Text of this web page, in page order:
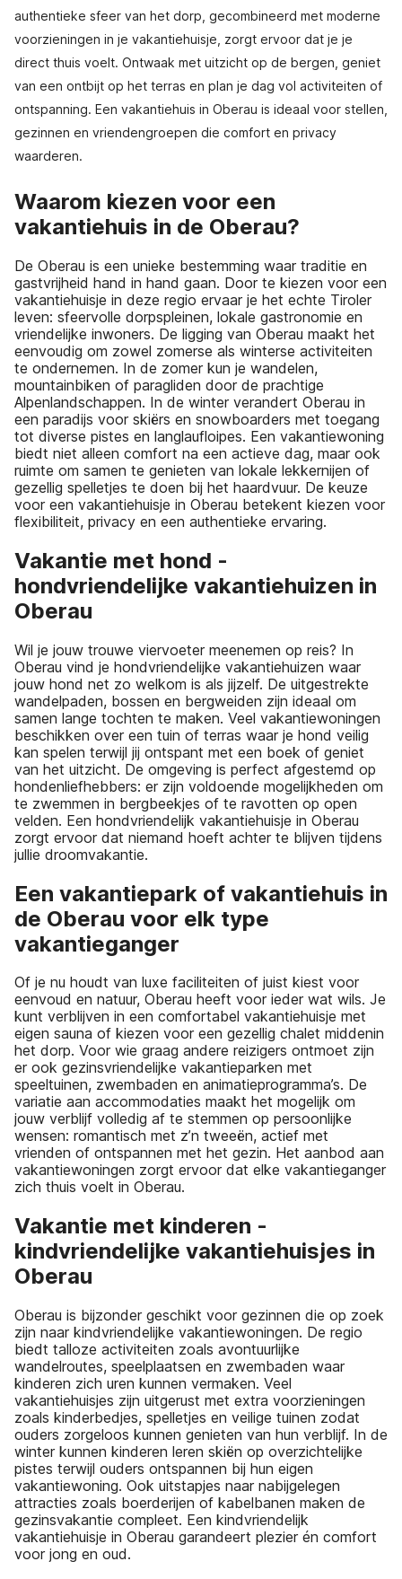
authentieke sfeer van het dorp, gecombineerd met moderne
voorzieningen in je vakantiehuisje, zorgt ervoor dat je je
direct thuis voelt. Ontwaak met uitzicht op de bergen, geniet
van een ontbijt op het terras en plan je dag vol activiteiten of
ontspanning. Een vakantiehuis in Oberau is ideaal voor stellen,
gezinnen en vriendengroepen die comfort en privacy
waarderen.
Waarom kiezen voor een
vakantiehuis in de Oberau?
De Oberau is een unieke bestemming waar traditie en
gastvrijheid hand in hand gaan. Door te kiezen voor een
vakantiehuisje in deze regio ervaar je het echte Tiroler
leven: sfeervolle dorpspleinen, lokale gastronomie en
vriendelijke inwoners. De ligging van Oberau maakt het
eenvoudig om zowel zomerse als winterse activiteiten
te ondernemen. In de zomer kun je wandelen,
mountainbiken of paragliden door de prachtige
Alpenlandschappen. In de winter verandert Oberau in
een paradijs voor skiërs en snowboarders met toegang
tot diverse pistes en langlaufloipes. Een vakantiewoning
biedt niet alleen comfort na een actieve dag, maar ook
ruimte om samen te genieten van lokale lekkernijen of
gezellig spelletjes te doen bij het haardvuur. De keuze
voor een vakantiehuisje in Oberau betekent kiezen voor
flexibiliteit, privacy en een authentieke ervaring.
Vakantie met hond -
hondvriendelijke vakantiehuizen in
Oberau
Wil je jouw trouwe viervoeter meenemen op reis? In
Oberau vind je hondvriendelijke vakantiehuizen waar
jouw hond net zo welkom is als jijzelf. De uitgestrekte
wandelpaden, bossen en bergweiden zijn ideaal om
samen lange tochten te maken. Veel vakantiewoningen
beschikken over een tuin of terras waar je hond veilig
kan spelen terwijl jij ontspant met een boek of geniet
van het uitzicht. De omgeving is perfect afgestemd op
hondenliefhebbers: er zijn voldoende mogelijkheden om
te zwemmen in bergbeekjes of te ravotten op open
velden. Een hondvriendelijk vakantiehuisje in Oberau
zorgt ervoor dat niemand hoeft achter te blijven tijdens
jullie droomvakantie.
Een vakantiepark of vakantiehuis in
de Oberau voor elk type
vakantieganger
Of je nu houdt van luxe faciliteiten of juist kiest voor
eenvoud en natuur, Oberau heeft voor ieder wat wils. Je
kunt verblijven in een comfortabel vakantiehuisje met
eigen sauna of kiezen voor een gezellig chalet middenin
het dorp. Voor wie graag andere reizigers ontmoet zijn
er ook gezinsvriendelijke vakantieparken met
speeltuinen, zwembaden en animatieprogramma’s. De
variatie aan accommodaties maakt het mogelijk om
jouw verblijf volledig af te stemmen op persoonlijke
wensen: romantisch met z’n tweeën, actief met
vrienden of ontspannen met het gezin. Het aanbod aan
vakantiewoningen zorgt ervoor dat elke vakantieganger
zich thuis voelt in Oberau.
Vakantie met kinderen -
kindvriendelijke vakantiehuisjes in
Oberau
Oberau is bijzonder geschikt voor gezinnen die op zoek
zijn naar kindvriendelijke vakantiewoningen. De regio
biedt talloze activiteiten zoals avontuurlijke
wandelroutes, speelplaatsen en zwembaden waar
kinderen zich uren kunnen vermaken. Veel
vakantiehuisjes zijn uitgerust met extra voorzieningen
zoals kinderbedjes, spelletjes en veilige tuinen zodat
ouders zorgeloos kunnen genieten van hun verblijf. In de
winter kunnen kinderen leren skiën op overzichtelijke
pistes terwijl ouders ontspannen bij hun eigen
vakantiewoning. Ook uitstapjes naar nabijgelegen
attracties zoals boerderijen of kabelbanen maken de
gezinsvakantie compleet. Een kindvriendelijk
vakantiehuisje in Oberau garandeert plezier én comfort
voor jong en oud.